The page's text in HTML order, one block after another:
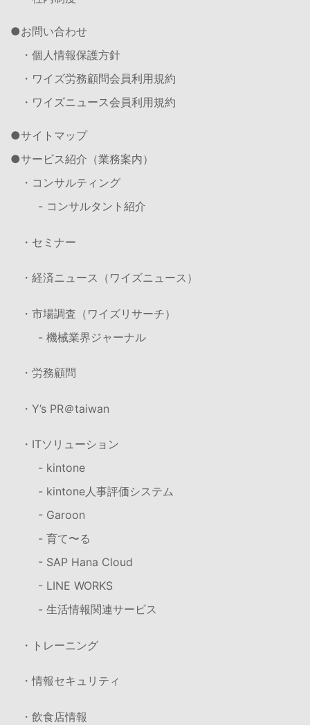
お問い合わせ
・個人情報保護方針
・ワイズ労務顧問会員利用規約
・ワイズニュース会員利用規約
サイトマップ
サービス紹介（業務案内）
・コンサルティング
- コンサルタント紹介
・セミナー
・経済ニュース（ワイズニュース）
・市場調査（ワイズリサーチ）
- 機械業界ジャーナル
・労務顧問
・Y’s PR＠taiwan
・ITソリューション
- kintone
- kintone人事評価システム
- Garoon
- 育て〜る
- SAP Hana Cloud
- LINE WORKS
- 生活情報関連サービス
・トレーニング
・情報セキュリティ
・飲食店情報